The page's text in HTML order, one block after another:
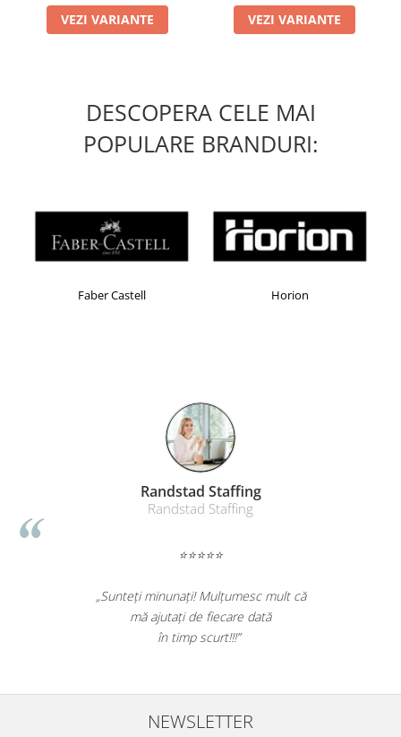
Masti de protectie respiratorie
Sepci, caciuli si esarfe
Sosete de lucru
Copii - tricouri si hanorace
Comunicare si prezentare
Flipchart-uri
Ecrane Interactive
Table magnetice (whiteboard-uri)
Electronice si accesorii tech
Adaptoare de calatorie
Baterii si acumulatori
Incarcatoare wireless
Incarcatoare cu fir si auto
VEZI VARIANTE VEZI VARIANTE
DESCOPERA CELE MAI
POPULARE BRANDURI:
Faber Castell Horion
Randstad Staffing
Randstad Staffing
⭐⭐⭐⭐⭐
„Sunteți minunați! Mulțumesc mult că
mă ajutați de fiecare dată
în timp scurt!!!”
NEWSLETTER